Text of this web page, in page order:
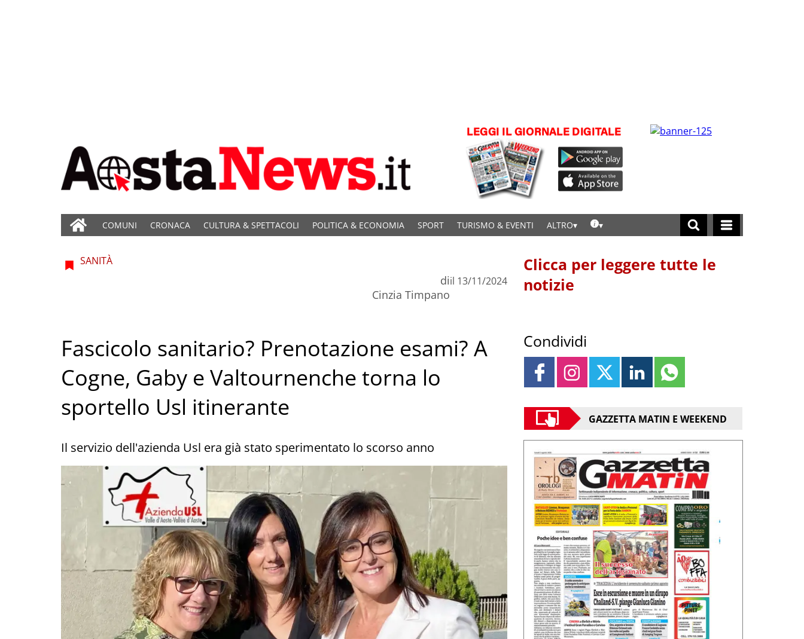
COMUNI CRONACA CULTURA & SPETTACOLI POLITICA & ECONOMIA SPORT TURISMO & EVENTI ALTRO
SANITÀ
di
Cinzia Timpano
il 13/11/2024
Fascicolo sanitario? Prenotazione esami? A
Cogne, Gaby e Valtournenche torna lo
sportello Usl itinerante
Il servizio dell'azienda Usl era già stato sperimentato lo scorso anno
Clicca per leggere tutte le
notizie
Condividi
GAZZETTA MATIN E WEEKEND